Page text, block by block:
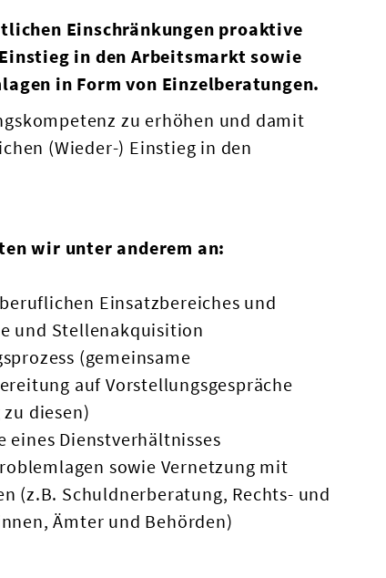
Einschränkungen proaktive
in den Arbeitsmarkt sowie
in Form von Einzelberatungen.
zu erhöhen und damit
(Wieder-) Einstieg in den
wir unter anderem an:
Einsatzbereiches und
und Stellenakquisition
(gemeinsame
auf Vorstellungsgespräche
diesen)
eines Dienstverhältnisses
sowie Vernetzung mit
(z.B. Schuldnerberatung, Rechts- und
Ämter und Behörden)